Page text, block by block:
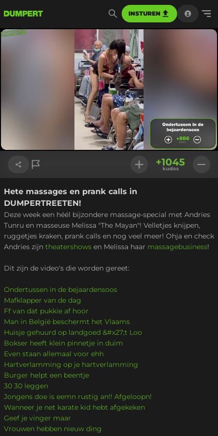
INSTUREN
Link kopiëren
+1045
kudos
Hete massages en prank calls in
DUMPERTREETEN!
Deze week een héél bijzondere massage-special met Andries
Tunru en masseuse Melissa "The Mayan"! Velletjes knijpen,
ruggetjes kraken, prank calls en nog veel meer! Ohja en check
Andries zijn theatershows en Melissa haar massagebusiness!
Dit zijn de video's die worden gereet:
Ondertussen in de bejaardensoos
Mafklapper van de dag
Ff van dat pukkie af hoor
Man in België beschermt het Vlaams
Huisje gehuurd op landgoed &#x27;t Loo
Bokser heeft klein pinnetje in duim
Even staan allemaal voor ehh
Hartverlamming op je hartverlamming
Burger helpt een beentje
30 30 leggen
Jongens doe is eemn rustig an!! Afgeloopn!
Wanneer je net karate kid hebt afgekeken
Geef je vinger maar
Vrouwen hebben nieuw ding